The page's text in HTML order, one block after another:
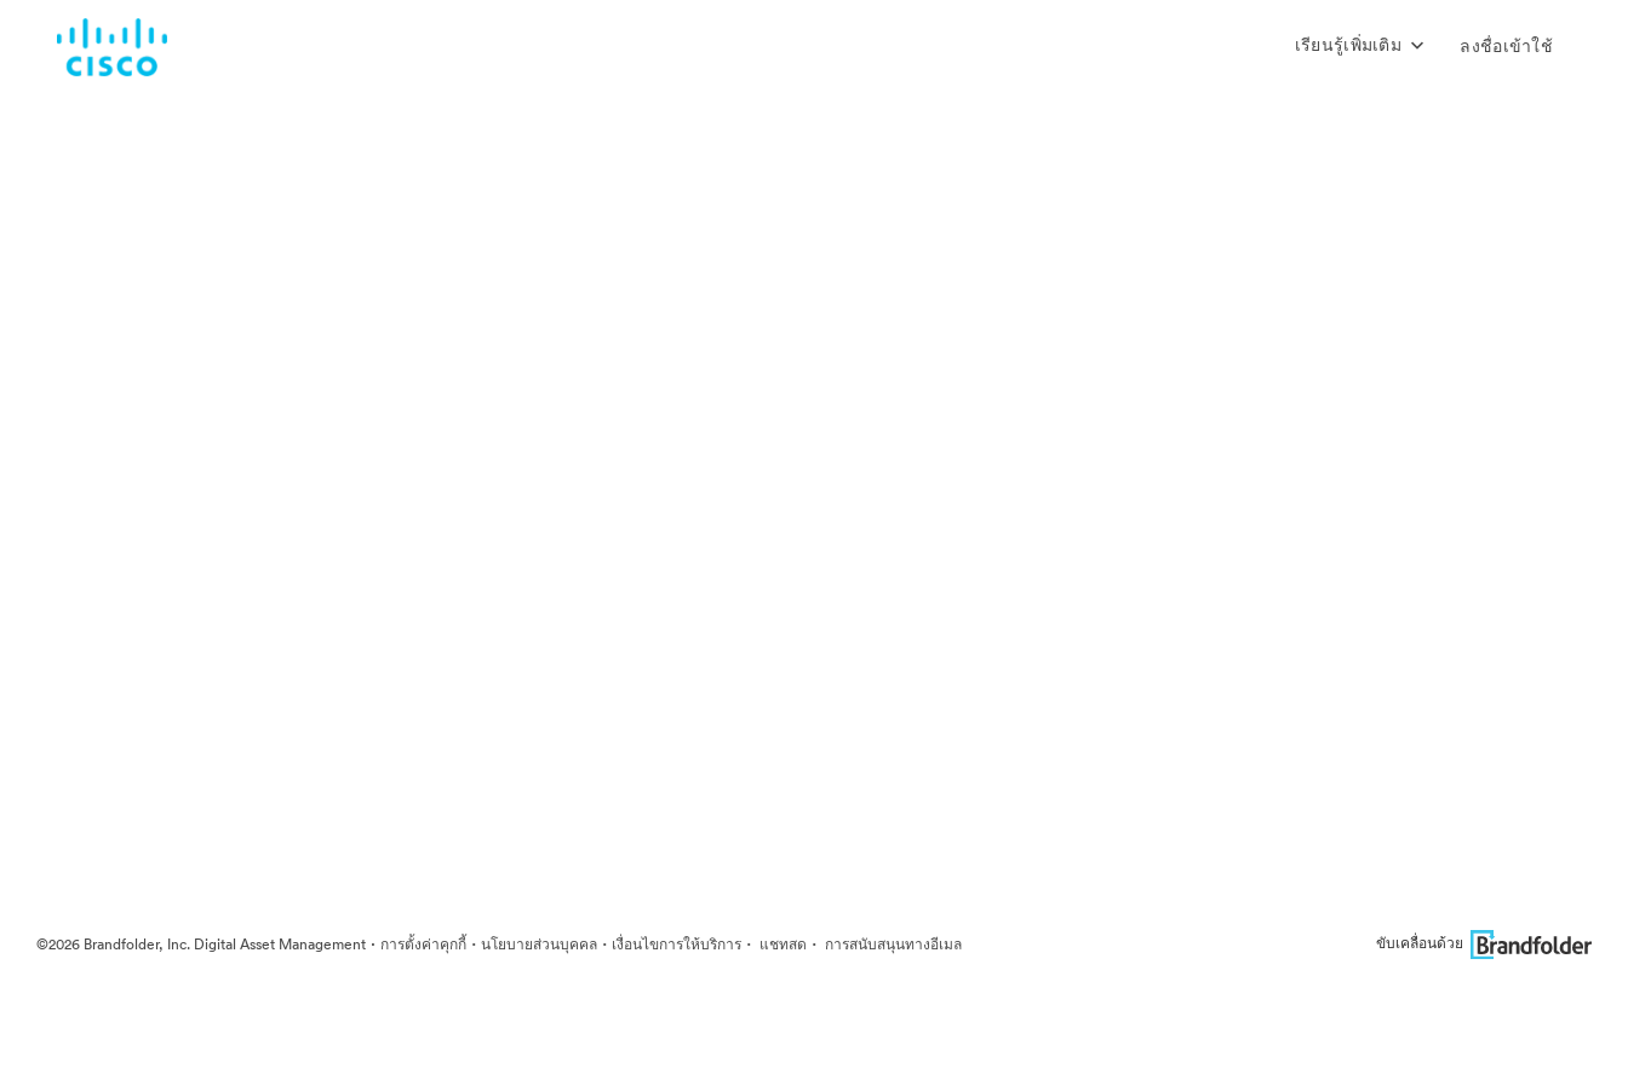
เรียนรู้เพิ่มเติม ลงชื่อเข้าใช้
©2026 Brandfolder, Inc. Digital Asset Management · การตั้งค่าคุกกี้· นโยบายส่วนบุคคล · เงื่อนไขการให้บริการ · แชทสด · การสนับสนุนทางอีเมล ขับเคลื่อนด้วย